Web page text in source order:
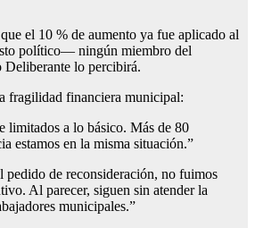
el 10 % de aumento ya fue aplicado al
político— ningún miembro del
lo percibirá.
fragilidad financiera municipal:
limitados a lo básico. Más de 80
estamos en la misma situación.”
pedido de reconsideración, no fuimos
Al parecer, siguen sin atender la
municipales.”